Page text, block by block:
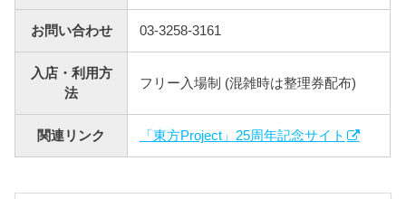
お問い合わせ 03-3258-3161
入店・利用方
法
フリー入場制 (混雑時は整理券配布)
関連リンク 「東方Project」25周年記念サイト